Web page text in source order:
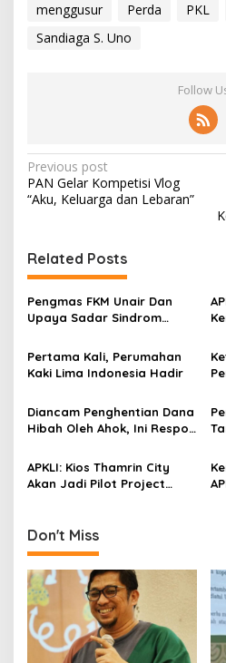
menggusur
Perda PKL
Sandiaga S. Uno
Follow
P
o
t
n
a
v
i
g
t
o
Previous post
PAN Gelar Kompetisi Vlog
“Aku, Keluarga dan Lebaran”
Related Posts
Pengmas FKM Unair Dan
Upaya Sadar Sindrom
Pertama Kali, Perumahan
Kaki Lima Indonesia Hadir
Diancam Penghentian Dana
Hibah Oleh Ahok, Ini Respon
APKLI: Kios Thamrin City
Akan Jadi Pilot Project
Don't Miss